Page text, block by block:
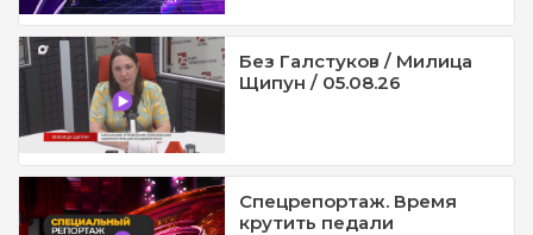
Без Галстуков / Милица
Щипун / 05.08.26
Спецрепортаж. Время
крутить педали